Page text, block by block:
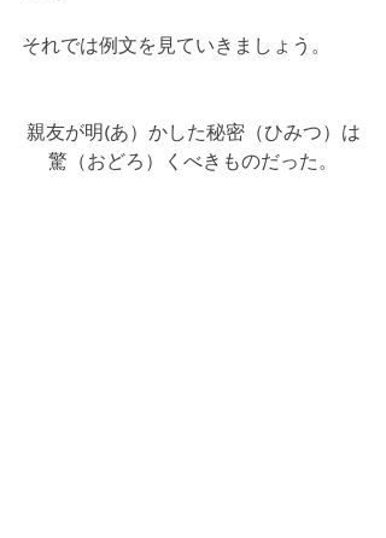
それでは例文を見ていきましょう。
親友が明(あ）かした秘密（ひみつ）は
驚（おどろ）くべきものだった。